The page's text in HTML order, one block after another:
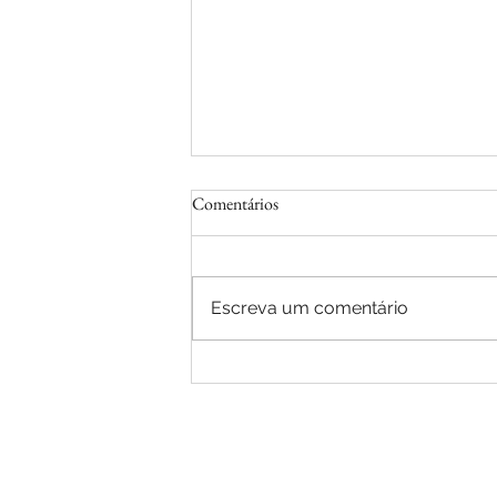
Comentários
Escreva um comentário